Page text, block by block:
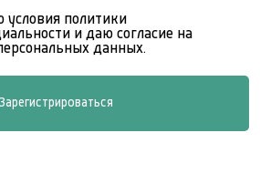
политики
и даю согласие на
данных.
Зарегистрироваться